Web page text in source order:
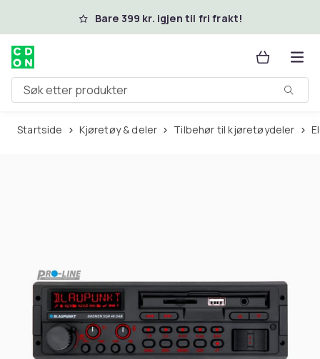
Hopp til hovedinnholdBare 399 kr. igjen til fri frakt!
Søk etter produkter
Startside Kjøretøy & deler Tilbehør til kjøretøydeler